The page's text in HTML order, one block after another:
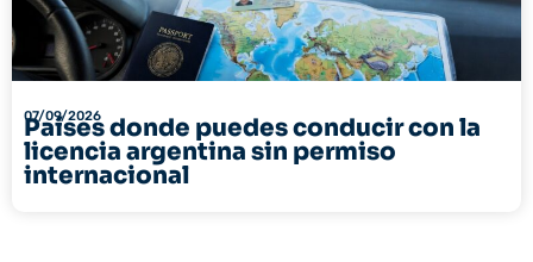
07/09/2026
Países donde puedes conducir con la
licencia argentina sin permiso
internacional